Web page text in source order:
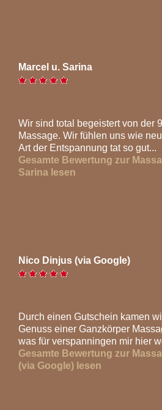
Marcel u. Sarina
Wir sind total begeistert von der
Massage. Wir fühlen uns wie
Art der Entspannung tat so gut...
Gesamte Bewertung zur
Sarina lesen
Nico Dinjus (via Google)
Durch einen Gutschein kamen
Genuss einer Ganzkörper
was für verspanningen mir hier
Gesamte Bewertung zur
(via Google) lesen